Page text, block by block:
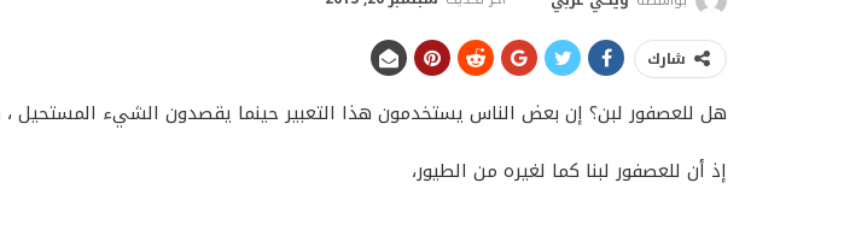
شارك
هل للعصفور لبن؟ إن بعض الناس يستخدمون هذا التعبير حينما يقصدون الشيء المستحيل
إذ أن للعصفور لبنا كما لغيره من الطيور،